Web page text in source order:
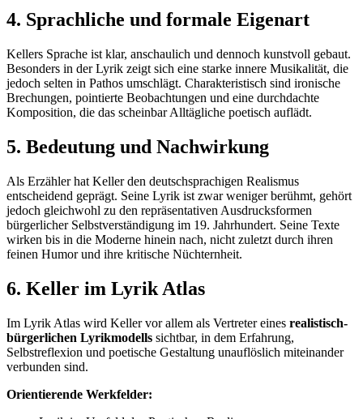
4. Sprachliche und formale Eigenart
Kellers Sprache ist klar, anschaulich und dennoch kunstvoll gebaut.
Besonders in der Lyrik zeigt sich eine starke innere Musikalität, die
jedoch selten in Pathos umschlägt. Charakteristisch sind ironische
Brechungen, pointierte Beobachtungen und eine durchdachte
Komposition, die das scheinbar Alltägliche poetisch auflädt.
5. Bedeutung und Nachwirkung
Als Erzähler hat Keller den deutschsprachigen Realismus
entscheidend geprägt. Seine Lyrik ist zwar weniger berühmt, gehört
jedoch gleichwohl zu den repräsentativen Ausdrucksformen
bürgerlicher Selbstverständigung im 19. Jahrhundert. Seine Texte
wirken bis in die Moderne hinein nach, nicht zuletzt durch ihren
feinen Humor und ihre kritische Nüchternheit.
6. Keller im Lyrik Atlas
Im Lyrik Atlas wird Keller vor allem als Vertreter eines realistisch-
bürgerlichen Lyrikmodells sichtbar, in dem Erfahrung,
Selbstreflexion und poetische Gestaltung unauflöslich miteinander
verbunden sind.
Orientierende Werkfelder: